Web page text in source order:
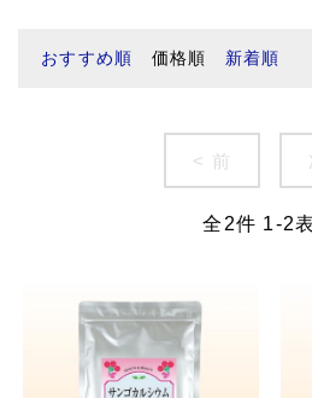
おすすめ順 価格順 新着順
< 前
全 2件 1-2